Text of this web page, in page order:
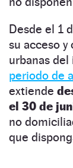
Desde el 1
su acceso y
urbanas
periodo de
extiende
el 30 de
no
que